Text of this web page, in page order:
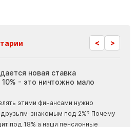
< >
новая ставка
- это ничтожно мало
этими финансами нужно
знакомым под 2%? Почему
под 18% а наши пенсионные